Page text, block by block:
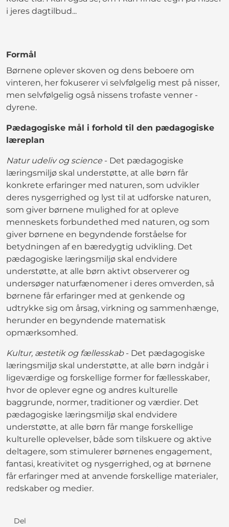
i jeres dagtilbud...
Formål
Børnene oplever skoven og dens beboere om
vinteren, her fokuserer vi selvfølgelig mest på nisser,
men selvfølgelig også nissens trofaste venner -
dyrene.
Pædagogiske mål i forhold til den pædagogiske
læreplan
Natur udeliv og science - Det pædagogiske
læringsmiljø skal understøtte, at alle børn får
konkrete erfaringer med naturen, som udvikler
deres nysgerrighed og lyst til at udforske naturen,
som giver børnene mulighed for at opleve
menneskets forbundethed med naturen, og som
giver børnene en begyndende forståelse for
betydningen af en bæredygtig udvikling. Det
pædagogiske læringsmiljø skal endvidere
understøtte, at alle børn aktivt observerer og
undersøger naturfænomener i deres omverden, så
børnene får erfaringer med at genkende og
udtrykke sig om årsag, virkning og sammenhænge,
herunder en begyndende matematisk
opmærksomhed.
Kultur, æstetik og fællesskab - Det pædagogiske
læringsmiljø skal understøtte, at alle børn indgår i
ligeværdige og forskellige former for fællesskaber,
hvor de oplever egne og andres kulturelle
baggrunde, normer, traditioner og værdier. Det
pædagogiske læringsmiljø skal endvidere
understøtte, at alle børn får mange forskellige
kulturelle oplevelser, både som tilskuere og aktive
deltagere, som stimulerer børnenes engagement,
fantasi, kreativitet og nysgerrighed, og at børnene
får erfaringer med at anvende forskellige materialer,
redskaber og medier.
Del